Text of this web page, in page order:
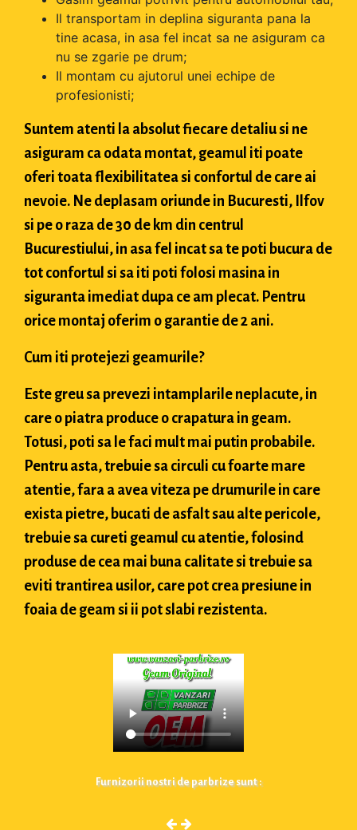
Il transportam in deplina siguranta pana la
tine acasa, in asa fel incat sa ne asiguram ca
nu se zgarie pe drum;
Il montam cu ajutorul unei echipe de
profesionisti;
Suntem atenti la absolut fiecare detaliu si ne
asiguram ca odata montat, geamul iti poate
oferi toata flexibilitatea si confortul de care ai
nevoie. Ne deplasam oriunde in Bucuresti, Ilfov
si pe o raza de 30 de km din centrul
Bucurestiului, in asa fel incat sa te poti bucura de
tot confortul si sa iti poti folosi masina in
siguranta imediat dupa ce am plecat. Pentru
orice montaj oferim o garantie de 2 ani.
Cum iti protejezi geamurile?
Este greu sa prevezi intamplarile neplacute, in
care o piatra produce o crapatura in geam.
Totusi, poti sa le faci mult mai putin probabile.
Pentru asta, trebuie sa circuli cu foarte mare
atentie, fara a avea viteza pe drumurile in care
exista pietre, bucati de asfalt sau alte pericole,
trebuie sa cureti geamul cu atentie, folosind
produse de cea mai buna calitate si trebuie sa
eviti trantirea usilor, care pot crea presiune in
foaia de geam si ii pot slabi rezistenta.
Furnizorii nostri de parbrize sunt :